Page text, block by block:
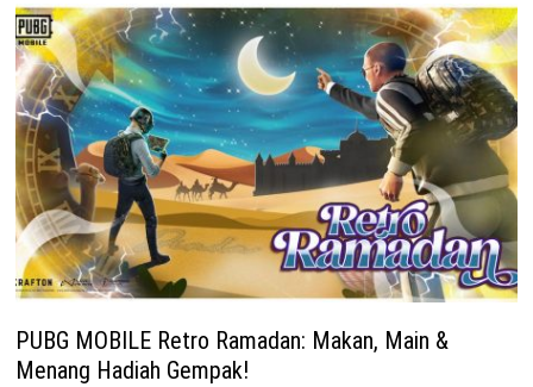
PUBG MOBILE Retro Ramadan: Makan, Main &
Menang Hadiah Gempak!